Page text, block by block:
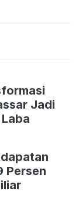
Jadi
Persen